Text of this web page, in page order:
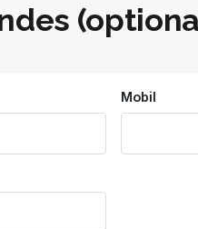
Mobil